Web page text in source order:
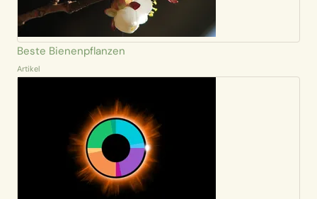
Beste Bienenpflanzen
Artikel